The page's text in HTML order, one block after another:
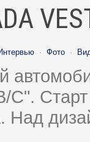
· Фото ·
Над